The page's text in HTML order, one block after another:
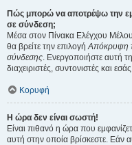
Πώς μπορώ να αποτρέψω την
σε σύνδεση;
Μέσα στον Πίνακα Ελέγχου
θα βρείτε την επιλογήΑπόκρυψη
σύνδεσης. Ενεργοποιήστε αυτή
διαχειριστές, συντονιστές και
Κορυφή
Η ώρα δεν είναι σωστή!
Είναι πιθανό η ώρα που
αυτή στην οποία βρίσκεστε. Εάν